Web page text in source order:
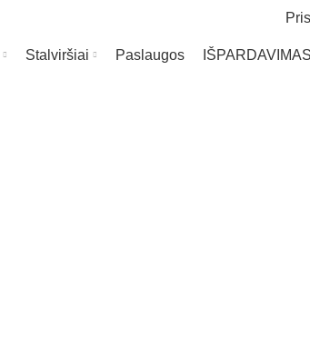
Stalviršiai Paslaugos IŠPARDAVIMAS